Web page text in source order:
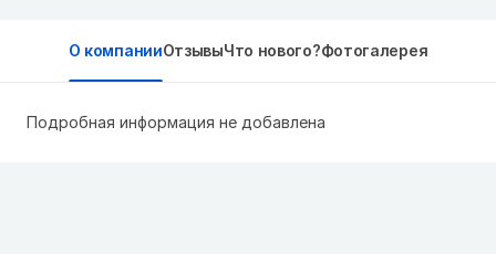
О компанииОтзывыЧто нового?Фотогалерея
Подробная информация не добавлена